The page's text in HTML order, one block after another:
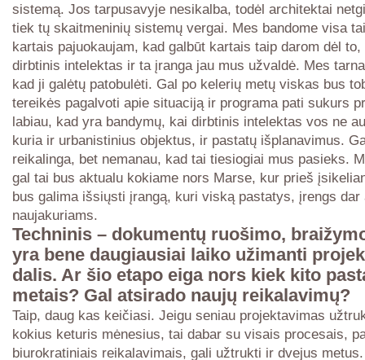
sistemą. Jos tarpusavyje nesikalba, todėl architektai
tiek tų skaitmeninių sistemų vergai. Mes bandome visa
kartais pajuokaujam, kad galbūt kartais taip darom dėl
dirbtinis intelektas ir ta įranga jau mus užvaldė. Mes
kad ji galėtų patobulėti. Gal po kelerių metų viskas bus
tereikės pagalvoti apie situaciją ir programa pati sukurs
labiau, kad yra bandymų, kai dirbtinis intelektas vos ne
kuria ir urbanistinius objektus, ir pastatų išplanavimus.
reikalinga, bet nemanau, kad tai tiesiogiai mus pasieks.
gal tai bus aktualu kokiame nors Marse, kur prieš
bus galima išsiųsti įrangą, kuri viską pastatys, įrengs dar
naujakuriams.
Techninis – dokumentų ruošimo,
yra bene daugiausiai laiko užimanti
dalis. Ar šio etapo eiga nors kiek kito
metais? Gal atsirado naujų reikalavimų?
Taip, daug kas keičiasi. Jeigu seniau projektavimas
kokius keturis mėnesius, tai dabar su visais procesais,
biurokratiniais reikalavimais, gali užtrukti ir dvejus